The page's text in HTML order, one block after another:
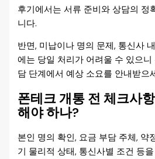
후기에서는 서류 준비와 상담의 정
니다.
반면, 미납이나 명의 문제, 통신사
에는 당일 처리가 어려울 수 있으
담 단계에서 예상 소요를 안내받으
폰테크 개통 전 체크사
해야 하나?
본인 명의 확인, 요금 부담 주체, 약
기 물리적 상태, 통신사별 조건 등